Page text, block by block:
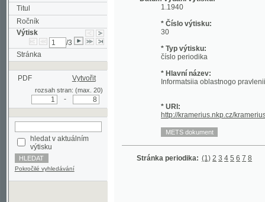
Ročník
Výtisk
/3
Stránka
PDF
rozsah stran: (max. 20)
výtisku
Pokročilé vyhledávání
* Číslo výtisku:
* Typ výtisku:
* Hlavní název:
Informatsiia oblastnogo pravleniia
* URI:
Stránka periodika: (1) 2 3 4 5